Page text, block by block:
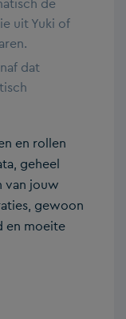
de
uit Yuki of
dat
en rollen
geheel
van jouw
gewoon
en moeite